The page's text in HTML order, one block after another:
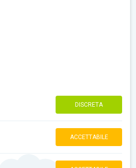
DISCRETA
ACCETTABILE